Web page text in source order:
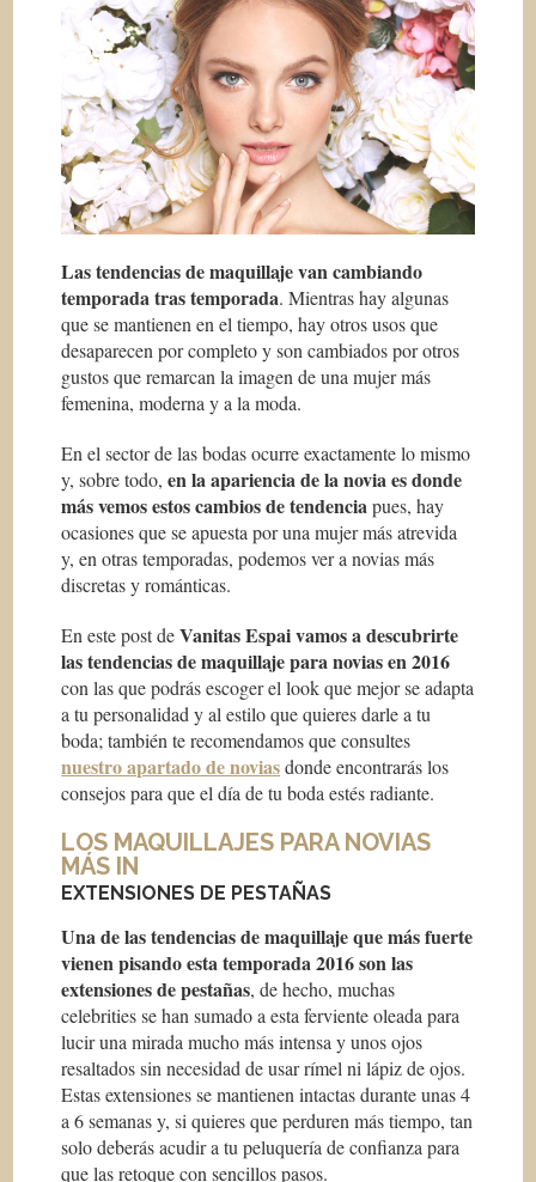
Las tendencias de maquillaje van cambiando
temporada tras temporada. Mientras hay algunas
que se mantienen en el tiempo, hay otros usos que
desaparecen por completo y son cambiados por otros
gustos que remarcan la imagen de una mujer más
femenina, moderna y a la moda.
En el sector de las bodas ocurre exactamente lo mismo
y, sobre todo,en la apariencia de la novia es donde
más vemos estos cambios de tendenciapues, hay
ocasiones que se apuesta por una mujer más atrevida
y, en otras temporadas, podemos ver a novias más
discretas y románticas.
En este post deVanitas Espai vamos a descubrirte
las tendencias de maquillaje para novias en 2016
con las que podrás escoger el look que mejor se adapta
a tu personalidad y al estilo que quieres darle a tu
boda; también te recomendamos que consultes
nuestro apartado de noviasdonde encontrarás los
consejos para que el día de tu boda estés radiante.
LOS MAQUILLAJES PARA NOVIAS
MÁS IN
EXTENSIONES DE PESTAÑAS
Una de las tendencias de maquillaje que más fuerte
vienen pisando esta temporada 2016 son las
extensiones de pestañas, de hecho, muchas
celebritiesse han sumado a esta ferviente oleada para
lucir una mirada mucho más intensa y unos ojos
resaltados sin necesidad de usar rímel ni lápiz de ojos.
Estas extensiones se mantienen intactas durante unas 4
a 6 semanas y, si quieres que perduren más tiempo, tan
solo deberás acudir a tu peluquería de confianza para
que las retoque con sencillos pasos.